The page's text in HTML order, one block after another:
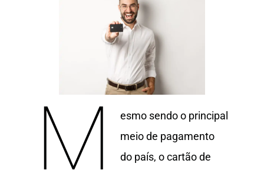
M
esmo sendo o principal
meio de pagamento
do país, o cartão de